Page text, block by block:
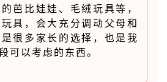
芭比娃娃、毛绒玩具等，
具，会大充分调动父母和
很多家长的选择，也是我
可以考虑的东西。